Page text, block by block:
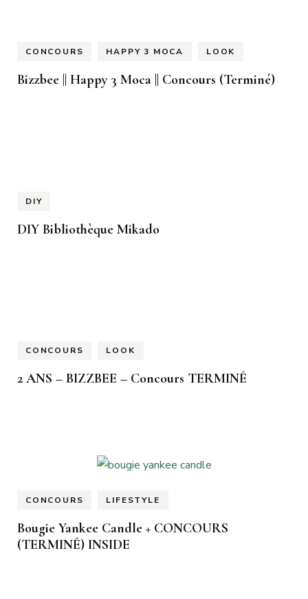
CONCOURS HAPPY 3 MOCA LOOK
Bizzbee || Happy 3 Moca || Concours (Terminé)
DIY
DIY Bibliothèque Mikado
CONCOURS LOOK
2 ANS – BIZZBEE – Concours TERMINÉ
CONCOURS LIFESTYLE
Bougie Yankee Candle + CONCOURS
(TERMINÉ) INSIDE